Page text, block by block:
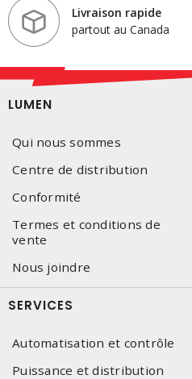
Livraison rapide
partout au Canada
LUMEN
Qui nous sommes
Centre de distribution
Conformité
Termes et conditions de
vente
Nous joindre
SERVICES
Automatisation et contrôle
Puissance et distribution